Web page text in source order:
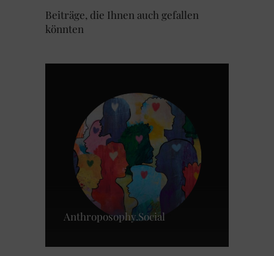
Beiträge, die Ihnen auch gefallen
könnten
Anthroposophy.Social